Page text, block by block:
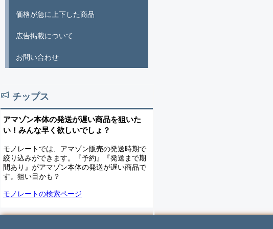
価格が急に上下した商品
広告掲載について
お問い合わせ
チップス
アマゾン本体の発送が遅い商品を狙いた
い！みんな早く欲しいでしょ？
モノレートでは、アマゾン販売の発送時期で
絞り込みができます。『予約』『発送まで期
間あり』がアマゾン本体の発送が遅い商品で
す。狙い目かも？
モノレートの検索ページ